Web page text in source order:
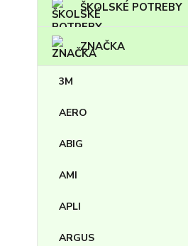
ŠKOLSKÉ POTREBY
ZNAČKA
3M
AERO
ABIG
AMI
APLI
ARGUS